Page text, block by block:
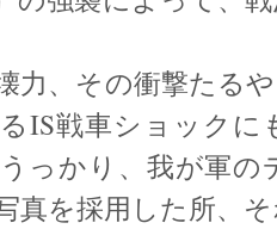
力、その衝撃たる
IS戦車ショックに
っかり、我が軍の
真を採用した所、